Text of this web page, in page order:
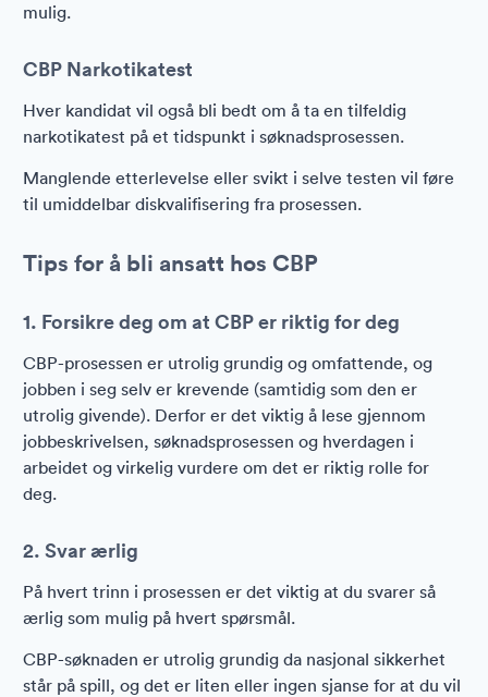
mulig.
CBP Narkotikatest
Hver kandidat vil også bli bedt om å ta en tilfeldig
narkotikatest på et tidspunkt i søknadsprosessen.
Manglende etterlevelse eller svikt i selve testen vil føre
til umiddelbar diskvalifisering fra prosessen.
Tips for å bli ansatt hos CBP
1. Forsikre deg om at CBP er riktig for deg
CBP-prosessen er utrolig grundig og omfattende, og
jobben i seg selv er krevende (samtidig som den er
utrolig givende). Derfor er det viktig å lese gjennom
jobbeskrivelsen, søknadsprosessen og hverdagen i
arbeidet og virkelig vurdere om det er riktig rolle for
deg.
2. Svar ærlig
På hvert trinn i prosessen er det viktig at du svarer så
ærlig som mulig på hvert spørsmål.
CBP-søknaden er utrolig grundig da nasjonal sikkerhet
står på spill, og det er liten eller ingen sjanse for at du vil